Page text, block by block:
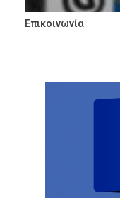
Επικοινωνία